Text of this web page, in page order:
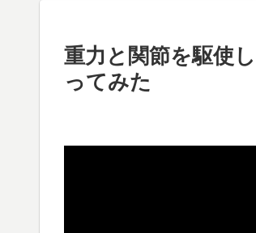
重力と関節を駆使
ってみた